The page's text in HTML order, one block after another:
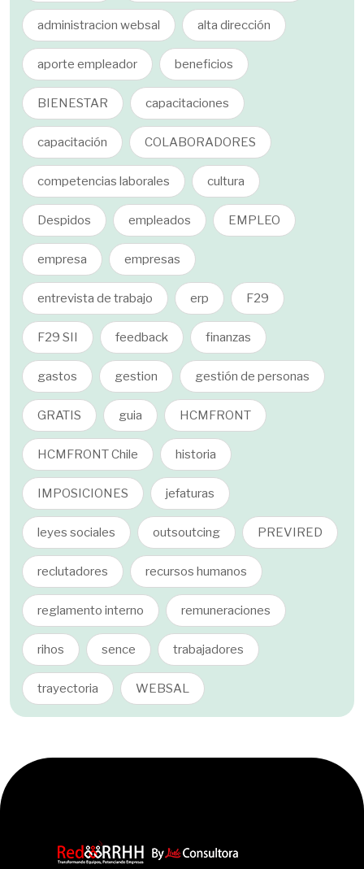
administracion websal alta dirección
aporte empleador beneficios
BIENESTAR capacitaciones
capacitación COLABORADORES
competencias laborales cultura
Despidos empleados EMPLEO
empresa empresas
entrevista de trabajo erp F29
F29 SII feedback finanzas
gastos gestion gestión de personas
GRATIS guia HCMFRONT
HCMFRONT Chile historia
IMPOSICIONES jefaturas
leyes sociales outsoutcing PREVIRED
reclutadores recursos humanos
reglamento interno remuneraciones
rihos sence trabajadores
trayectoria WEBSAL